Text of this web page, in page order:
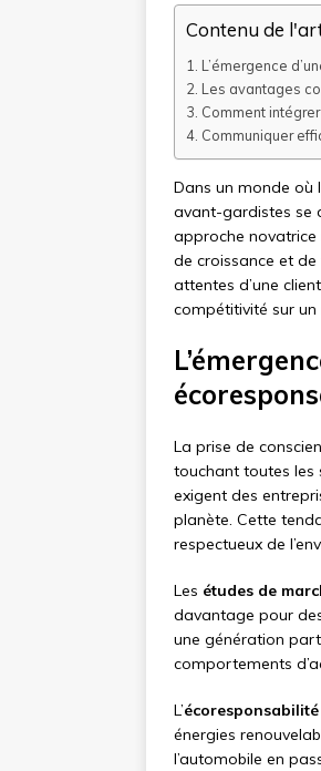
Contenu de
L’émergence
Les avantages
Comment
Communiquer
Dans un monde où
avant-gardistes se
approche novatrice
de croissance et
attentes d’une
compétitivité sur
La prise de
touchant toutes les
exigent des
planète. Cette
respectueux de
Les études de
davantage pour
une génération
comportements
L’écoresponsabilité
énergies
l’automobile en